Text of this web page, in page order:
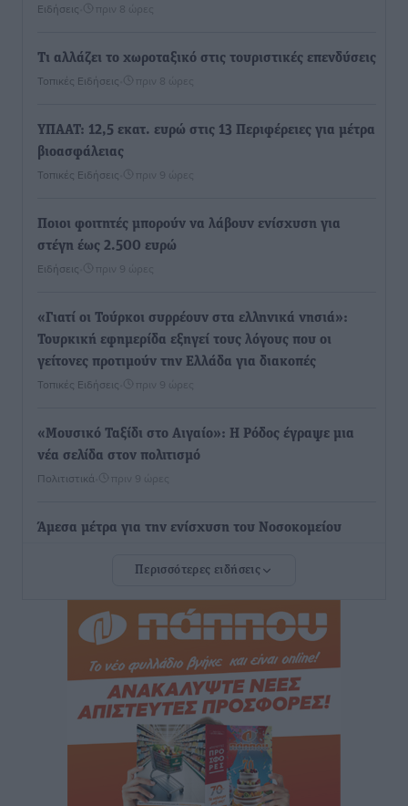
Ειδήσεις πριν 8 ώρες
Τι αλλάζει το χωροταξικό στις τουριστικές επενδύσεις
Τοπικές Ειδήσεις πριν 8 ώρες
ΥΠΑΑΤ: 12,5 εκατ. ευρώ στις 13 Περιφέρειες για μέτρα
βιοασφάλειας
Τοπικές Ειδήσεις πριν 9 ώρες
Ποιοι φοιτητές μπορούν να λάβουν ενίσχυση για
στέγη έως 2.500 ευρώ
Ειδήσεις πριν 9 ώρες
«Γιατί οι Τούρκοι συρρέουν στα ελληνικά νησιά»:
Τουρκική εφημερίδα εξηγεί τους λόγους που οι
γείτονες προτιμούν την Ελλάδα για διακοπές
Τοπικές Ειδήσεις πριν 9 ώρες
«Μουσικό Ταξίδι στο Αιγαίο»: Η Ρόδος έγραψε μια
νέα σελίδα στον πολιτισμό
Πολιτιστικά πριν 9 ώρες
Άμεσα μέτρα για την ενίσχυση του Νοσοκομείου
ανακοίνωσε ο Άδωνις Γεωργιάδης
Iατρικός Σύλλογος Ροδου προς Α. Γεωργιάδη:
Στρατηγικές Προτάσεις για την Ενίσχυση της
Δημόσιας Υγείας στη Νησιωτική Ελλάδα και στα
Νοσοκομεία της Γ΄ Ζώνης
πριν 10 ώρες
Πάνθηρες: Ξεκίνησαν αισιόδοξοι για την παρθενική
Περισσότερες ειδήσεις